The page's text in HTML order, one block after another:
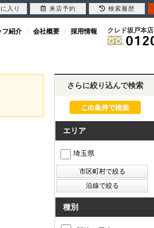
フ紹介 会社概要 採用情報 クレド坂戸本店
さらに絞り込んで検索
エリア
埼玉県
種別
入り 来店予約 検索履歴